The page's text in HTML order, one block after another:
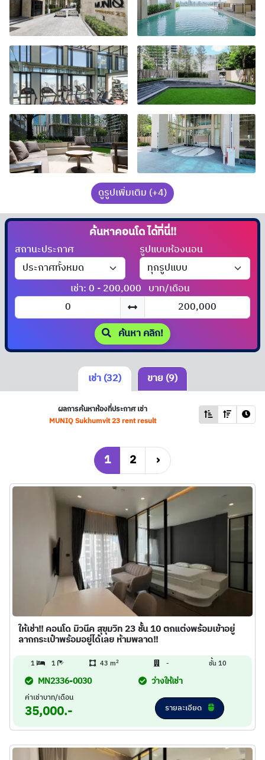
ดูรูปเพิ่มเติม (+4)
ค้นหาคอนโดได้ที่นี่!!
สถานะประกาศ รูปแบบห้องนอน
เช่า: 0 - 200,000 บาท/เดือน
ค้นหา คลิก!
เช่า (32) ขาย (9)
ผลการค้นหาห้องที่ประกาศ เช่า
MUNIQ Sukhumvit 23 rent result
1 2 ›
ให้เช่า!! คอนโด มิวนีค สุขุมวิท 23 ชั้น 10 ตกแต่งพร้อมเข้าอยู่
ลากกระเป๋าพร้อมอยู่ได้เลย ห้ามพลาด!!
1 1 43 m2 - ชั้น 10
MN2336-0030 ว่างให้เช่า
ค่าเช่าบาท/เดือน
35,000.- รายละเอียด